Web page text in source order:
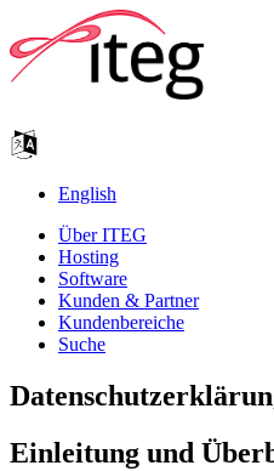
English
Über ITEG
Hosting
Software
Kunden & Partner
Kundenbereiche
Suche
Einleitung und